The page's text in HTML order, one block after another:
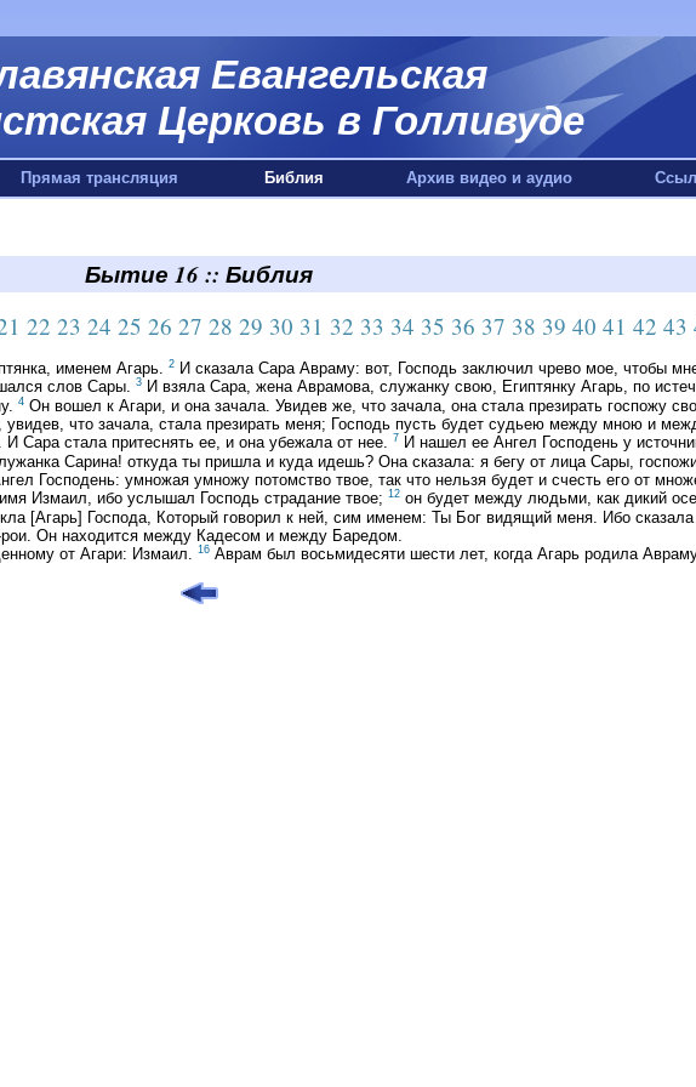
Евангельская
Церковь в Голливуде
Прямая трансляция Библия Архив видео и аудио
Бытие 16 :: Библия
22 23 24 25 26 27 28 29 30 31 32 33 34 35 36 37 38 39 40 41 42 43
именем Агарь. 2 И сказала Сара Авраму: вот, Господь заключил чрево мое, чтобы
слов Сары. 3 И взяла Сара, жена Аврамова, служанку свою, Египтянку Агарь, по
4 Он вошел к Агари, и она зачала. Увидев же, что зачала, она стала презирать госпожу
что зачала, стала презирать меня; Господь пусть будет судьею между мною и
Сара стала притеснять ее, и она убежала от нее. 7 И нашел ее Ангел Господень у
Сарина! откуда ты пришла и куда идешь? Она сказала: я бегу от лица Сары,
Господень: умножая умножу потомство твое, так что нельзя будет и счесть его от
Измаил, ибо услышал Господь страдание твое; 12 он будет между людьми, как дикий
[Агарь] Господа, Который говорил к ней, сим именем: Ты Бог видящий меня. Ибо
рои. Он находится между Кадесом и между Баредом.
от Агари: Измаил. 16 Аврам был восьмидесяти шести лет, когда Агарь родила